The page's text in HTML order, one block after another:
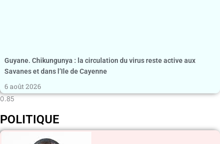
Guyane. Chikungunya : la circulation du virus reste active aux
Savanes et dans l’Ile de Cayenne
6 août 2026
POLITIQUE